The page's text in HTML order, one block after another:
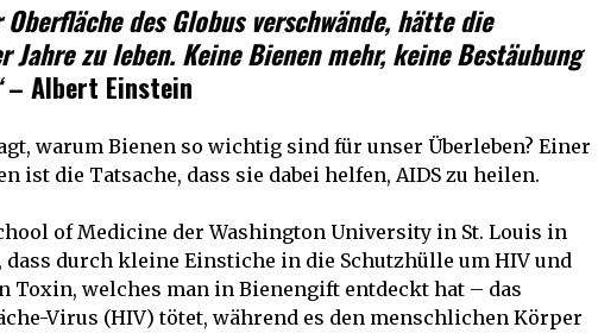
des Globus verschwände, hätte die
Jahre zu leben. Keine Bienen mehr, keine Bestäubung
– Albert Einstein
warum Bienen so wichtig sind für unser Überleben? Einer
ist die Tatsache, dass sie dabei helfen, AIDS zu heilen.
of Medicine der Washington University in St. Louis in
dass durch kleine Einstiche in die Schutzhülle um HIV und
Toxin, welches man in Bienengift entdeckt hat – das
Virus (HIV) tötet, während es den menschlichen Körper